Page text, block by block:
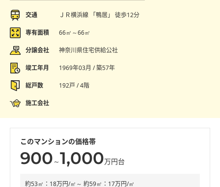
交通 ＪＲ横浜線 「鴨居」 徒歩12分
専有面積 66㎡～66㎡
分譲会社 神奈川県住宅供給公社
竣工年月 1969年03月 / 築57年
総戸数 192戸 / 4階
施工会社
このマンションの価格帯
900 ～1,000万円台
約53㎡：18万円/㎡～ 約59㎡：17万円/㎡